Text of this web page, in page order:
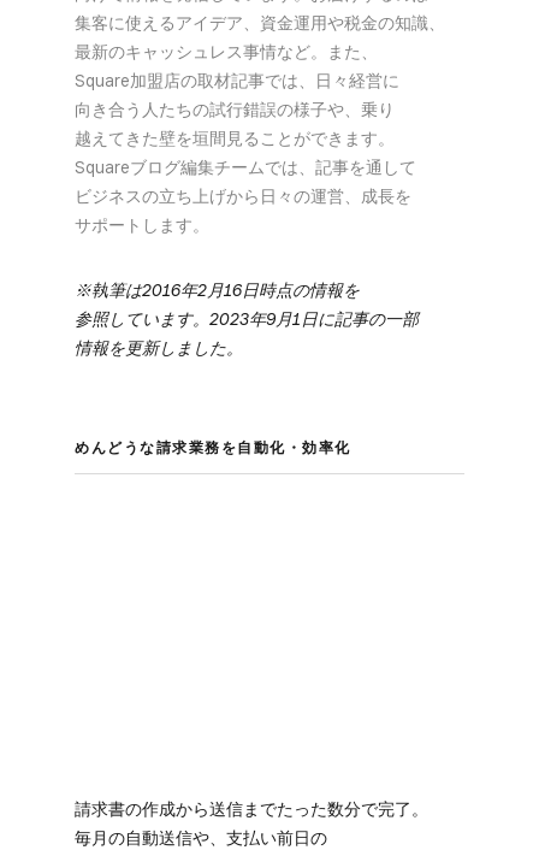
集客に​使える​アイデア、​資金運用や​税金の​知識、​
最新の​キャッシュレス事情など。​また、​
Square加盟店の​取材記事では、​日々​経営に​
向き合う​人たちの​試行錯誤の​様子や、​乗り​
越えてきた壁を​垣間見る​ことができます。​
Squareブログ編集チームでは、​記事を​通して​
ビジネスの​立ち上げから​日々の​運営、​成長を​
サポートします。
※執筆は​2016年2月16日時点の​情報を​
参照しています。​2023年9月1日に​記事の​一部​
情報を​更新しました。
めんどうな​請求業務を​自動化・効率化
請求書の​作成から​送信まで​たった​数分で​完了。​
毎月の​自動送信や、​支払い​前日の​